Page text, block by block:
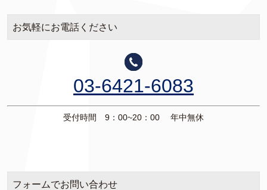
お気軽にお電話ください
03-6421-6083
受付時間 9：00~20：00 年中無休
フォームでお問い合わせ